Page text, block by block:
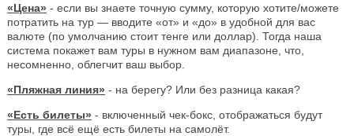
«Цена» - если вы знаете точную сумму, которую хотите/можете
потратить на тур — вводите «от» и «до» в удобной для вас
валюте (по умолчанию стоит тенге или доллар). Тогда наша
система покажет вам туры в нужном вам диапазоне, что,
несомненно, облегчит ваш выбор.
«Пляжная линия» - на берегу? Или без разница какая?
«Есть билеты» - включенный чек-бокс, отображаться будут
туры, где всё ещё есть билеты на самолёт.